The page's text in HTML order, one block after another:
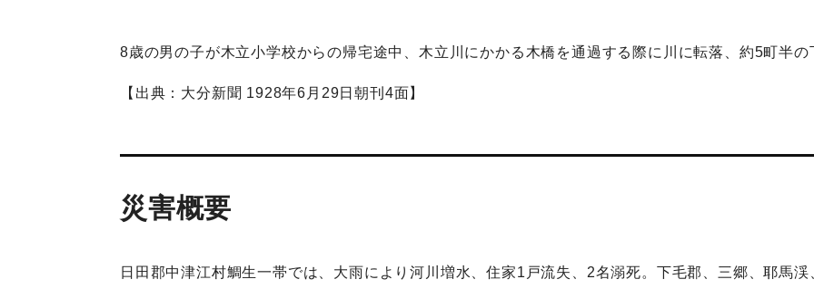
8歳の男の子が木立小学校からの帰宅途中、木立川にかかる木橋を通過する際に川に転落、約5町半
【出典：大分新聞 1928年6月29日朝刊4面】
災害概要
日田郡中津江村鯛生一帯では、大雨により河川増水、住家1戸流失、2名溺死。下毛郡、三郷、耶馬